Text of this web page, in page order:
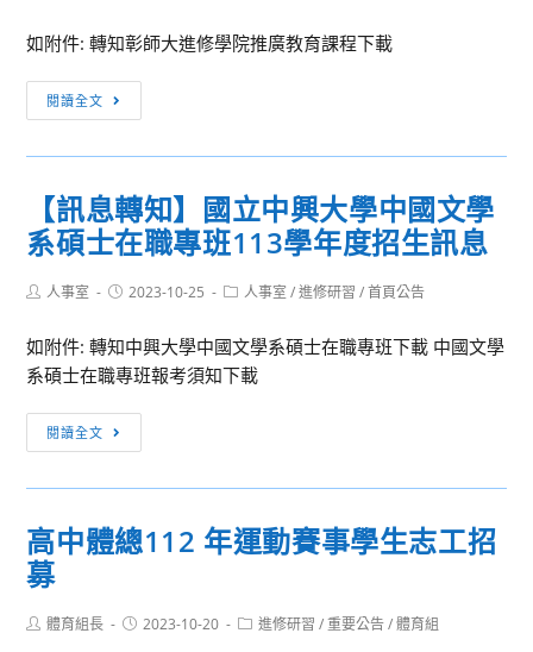
市
教
合
作
辦
理
1
教
【雙
教
享-
中
台
北
代
藝
館
略
聯
盟
素
養】
全
如附件: 轉知彰師大進修學院推廣教育課程下載
閱讀全文
息
轉
國
立
化
範
大
學
學
推
育
【訊息轉知】國立中興大學中國文學
系碩士在職專班113學年度招生訊息
Post人事室
Post2023-10-25
Post人事室 / 進修研習 / 首頁公告
如附件: 轉知中興大學中國文學系碩士在職專班下載 中國文學
系碩士在職專班報考須知下載
閱讀全文
息
轉
國
興
高中體總112 年運動賽事學生志工招
募
Post體育組長
Post2023-10-20
Post進修研習 / 重要公告 / 體育組